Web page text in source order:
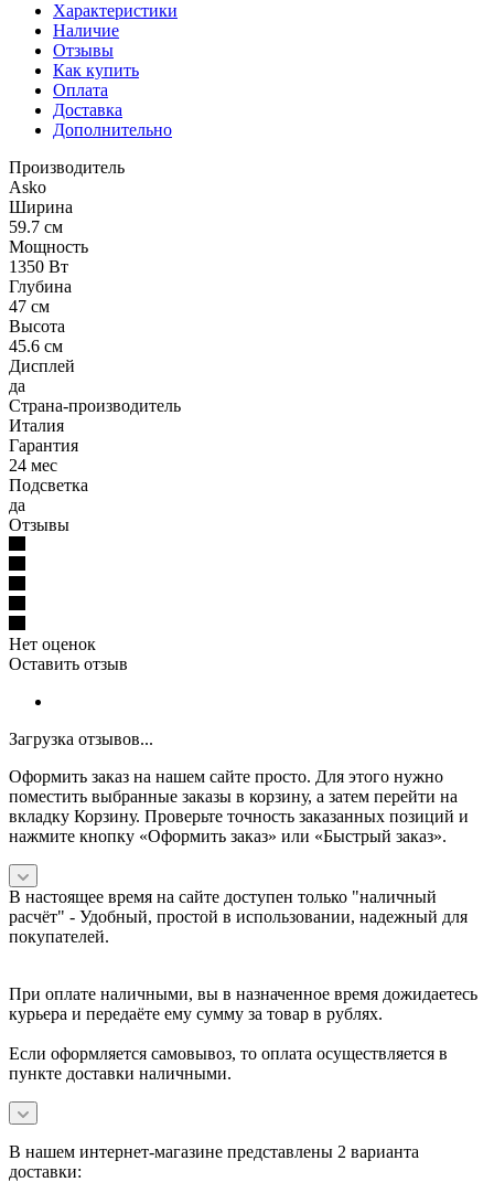
Характеристики
Наличие
Отзывы
Как купить
Оплата
Доставка
Дополнительно
Производитель
Asko
Ширина
59.7 см
Мощность
1350 Вт
Глубина
47 см
Высота
45.6 см
Дисплей
да
Страна-производитель
Италия
Гарантия
24 мес
Подсветка
да
Отзывы
Нет оценок
Оставить отзыв
Загрузка отзывов...
Оформить заказ на нашем сайте просто. Для этого нужно
поместить выбранные заказы в корзину, а затем перейти на
вкладку Корзину. Проверьте точность заказанных позиций и
нажмите кнопку «Оформить заказ» или «Быстрый заказ».
В настоящее время на сайте доступен только "наличный
расчёт" - Удобный, простой в использовании, надежный для
покупателей.
При оплате наличными, вы в назначенное время дожидаетесь
курьера и передаёте ему сумму за товар в рублях.
Если оформляется самовывоз, то оплата осуществляется в
пункте доставки наличными.
В нашем интернет-магазине представлены 2 варианта
доставки: